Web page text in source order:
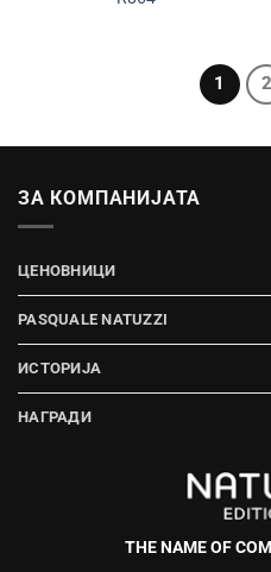
1 2
ЗА КОМПАНИЈАТА
ЦЕНОВНИЦИ
PASQUALE NATUZZI
ИСТОРИЈА
НАГРАДИ
THE NAME OF